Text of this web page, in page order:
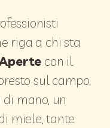
riga a chi sta
con il
sul campo,
mano, un
miele, tante